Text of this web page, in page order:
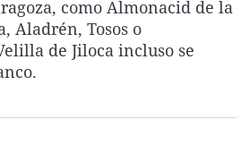
La rosa de los vientos
Gente viajera
Caso
Retornados
Extremadura
Galicia
Virales
Televisión
como Almonacid de la
Aladrén, Tosos o
de Jiloca incluso se